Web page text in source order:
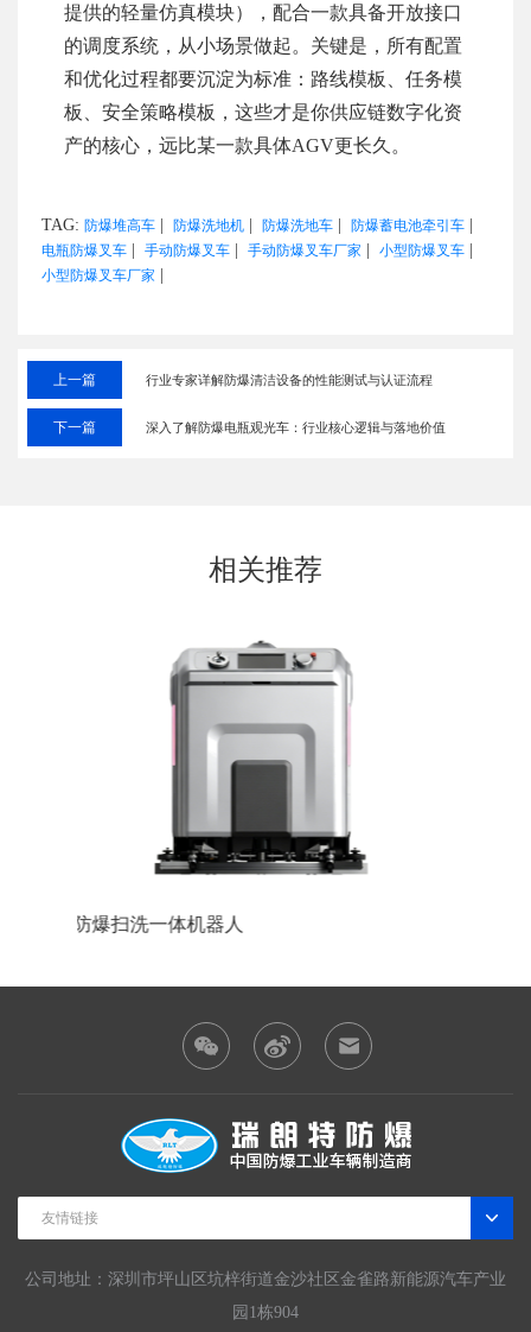
提供的轻量仿真模块），配合一款具备开放接口
的调度系统，从小场景做起。关键是，所有配置
和优化过程都要沉淀为标准：路线模板、任务模
板、安全策略模板，这些才是你供应链数字化资
产的核心，远比某一款具体AGV更长久。
TAG: 防爆堆高车 | 防爆洗地机 | 防爆洗地车 | 防爆蓄电池牵引车 |
电瓶防爆叉车 | 手动防爆叉车 | 手动防爆叉车厂家 | 小型防爆叉车 |
小型防爆叉车厂家 |
上一篇 行业专家详解防爆清洁设备的性能测试与认证流程
下一篇 深入了解防爆电瓶观光车：行业核心逻辑与落地价值
相关推荐
防爆巡检机器人
友情链接
公司地址：深圳市坪山区坑梓街道金沙社区金雀路新能源汽车产业
园1栋904